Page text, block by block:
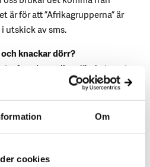
Om
cookies
är för att ”Afrikagrupperna” är
utskick av sms.
knackar dörr?
to-face-insamling där du tryggt
Våra värvare använder
och du får alltid en
Läs mer här:
och